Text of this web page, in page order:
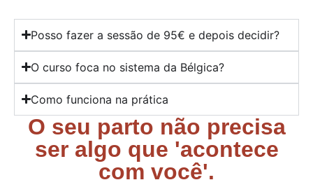
Posso fazer a sessão de 95€ e depois decidir?
O curso foca no sistema da Bélgica?
Como funciona na prática
O seu parto não precisa
ser algo que 'acontece
com você'.